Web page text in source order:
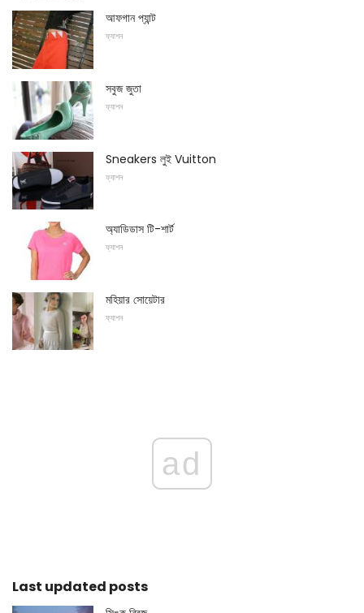
আফগান প্যান্ট
ফ্যাশন
সবুজ জুতা
ফ্যাশন
Sneakers লুই Vuitton
ফ্যাশন
অ্যাডিডাস টি-শার্ট
ফ্যাশন
মহিয়ার সোয়েটার
ফ্যাশন
ad
Last updated posts